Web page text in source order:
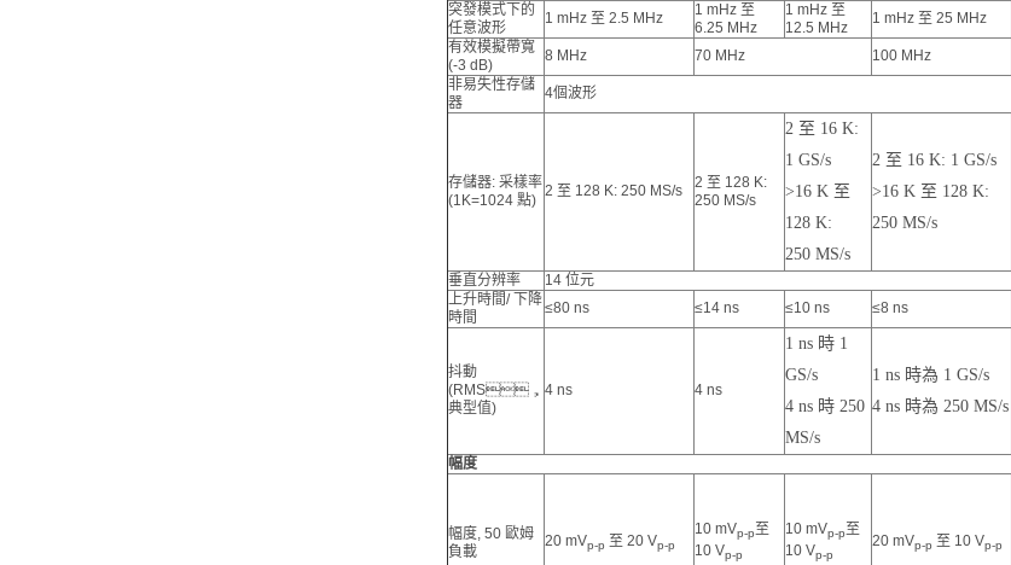
突發模式下的
任意波形
1 mHz 至 2.5 MHz
1 mHz 至
6.25 MHz
1 mHz 至
12.5 MHz
1 mHz 至 25 MHz
有效模擬帶寬
(-3 dB)
8 MHz 70 MHz 100 MHz
非易失性存儲
器
4個波形
存儲器: 采樣率
(1K=1024 點)
2 至 128 K: 250 MS/s
2 至 128 K:
250 MS/s
2 至 16 K:
1 GS/s
>16 K 至
128 K:
250 MS/s
2 至 16 K: 1 GS/s
>16 K 至 128 K:
250 MS/s
垂直分辨率
14 位元
上升時間/ 下降
時間
≤80 ns ≤14 ns ≤10 ns ≤8 ns
抖動
(RMS，
典型值)
4 ns 4 ns
1 ns 時 1
GS/s
4 ns 時 250
MS/s
1 ns 時為 1 GS/s
4 ns 時為 250 MS/s
幅度
幅度, 50 歐姆
負載
20 mVp-p 至 20 Vp-p
10 mVp-p至
10 Vp-p
10 mVp-p至
10 Vp-p
20 mVp-p 至 10 Vp-p